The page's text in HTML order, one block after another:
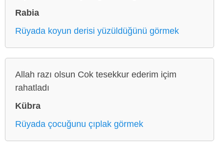
Rabia
Rüyada koyun derisi yüzüldüğünü görmek
Allah razı olsun Cok tesekkur ederim içim
rahatladı
Kübra
Rüyada çocuğunu çıplak görmek